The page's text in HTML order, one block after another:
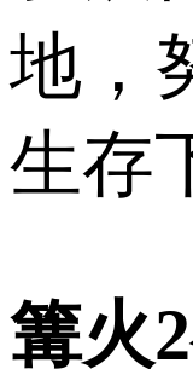
地，
生存
篝火